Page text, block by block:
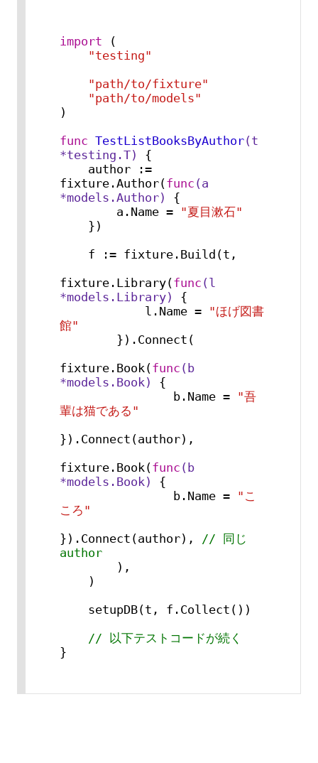
import (
"testing"
"path/to/fixture"
"path/to/models"
)
func TestListBooksByAuthor(t
*testing.T)
{
fixture.Author(func (a
*models.Author)
{
        a.Name =
"夏目漱石"
fixture.Library(func (l
*models.Library)
{
            l.Name =
"ほげ図書
館"
fixture.Book(func (b
*models.Book)
{
                b.Name =
"吾
輩は猫である"
}).Connect(author),
fixture.Book(func (b
*models.Book)
{
                b.Name =
"こ
ころ"
}).Connect(author),
// 同じ
author
// 以下テストコードが続く
}